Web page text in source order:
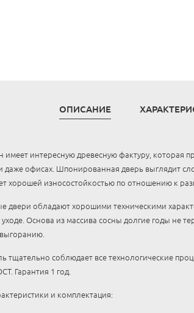
ОПИСАНИЕ
интересную древесную фактуру, которая
даже офисах. Шпонированная дверь выглядит
хорошей износостойкостью по отношению к
двери обладают хорошими техническими
Основа из массива сосны долгие годы не
тщательно соблюдает все технологические
Гарантия 1 год.
и комплектация: